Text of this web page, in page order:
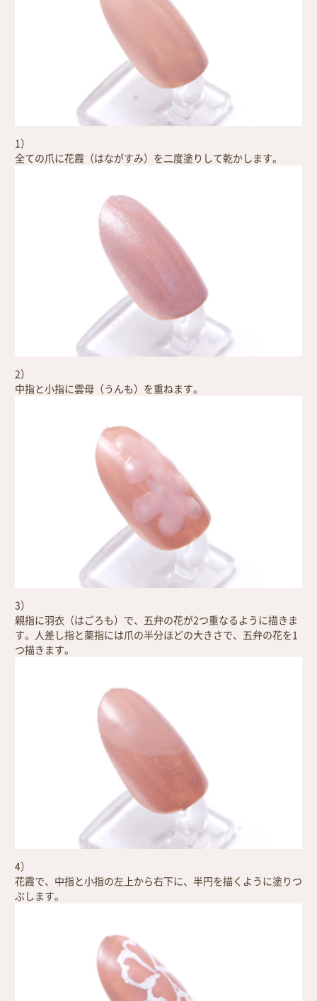
1）
全ての爪に花霞（はながすみ）を二度塗りして乾かします。
2）
中指と小指に雲母（うんも）を重ねます。
3）
親指に羽衣（はごろも）で、五弁の花が2つ重なるように描きま
す。人差し指と薬指には爪の半分ほどの大きさで、五弁の花を1
つ描きます。
4）
花霞で、中指と小指の左上から右下に、半円を描くように塗りつ
ぶします。